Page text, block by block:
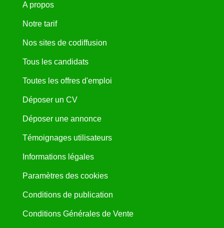
A propos
Notre tarif
Nos sites de codiffusion
Tous les candidats
Toutes les offres d'emploi
Déposer un CV
Déposer une annonce
Témoignages utilisateurs
Informations légales
Paramètres des cookies
Conditions de publication
Conditions Générales de Vente